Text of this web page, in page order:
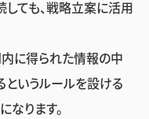
ても、戦略立案に活用
に得られた情報の中
いうルールを設ける
なります。